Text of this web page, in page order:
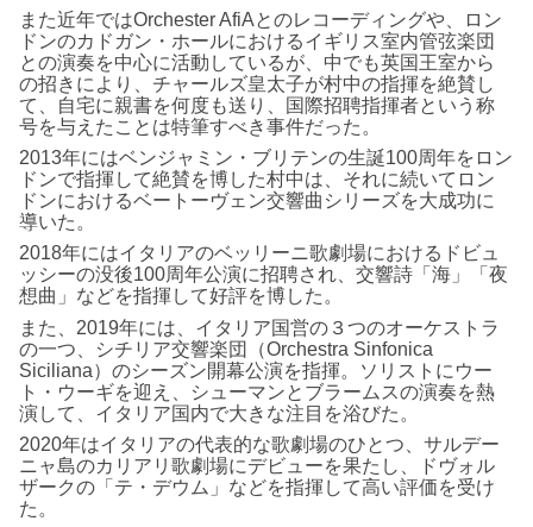
また近年ではOrchester AfiAとのレコーディングや、ロン
ドンのカドガン・ホールにおけるイギリス室内管弦楽団
との演奏を中心に活動しているが、中でも英国王室から
の招きにより、チャールズ皇太子が村中の指揮を絶賛し
て、自宅に親書を何度も送り、国際招聘指揮者という称
号を与えたことは特筆すべき事件だった。
2013年にはベンジャミン・ブリテンの生誕100周年をロン
ドンで指揮して絶賛を博した村中は、それに続いてロン
ドンにおけるベートーヴェン交響曲シリーズを大成功に
導いた。
2018年にはイタリアのベッリーニ歌劇場におけるドビュ
ッシーの没後100周年公演に招聘され、交響詩「海」「夜
想曲」などを指揮して好評を博した。
また、2019年には、イタリア国営の３つのオーケストラ
の一つ、シチリア交響楽団（Orchestra Sinfonica
Siciliana）のシーズン開幕公演を指揮。ソリストにウー
ト・ウーギを迎え、シューマンとブラームスの演奏を熱
演して、イタリア国内で大きな注目を浴びた。
2020年はイタリアの代表的な歌劇場のひとつ、サルデー
ニャ島のカリアリ歌劇場にデビューを果たし、ドヴォル
ザークの「テ・デウム」などを指揮して高い評価を受け
た。